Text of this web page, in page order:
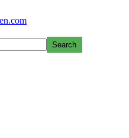
Search